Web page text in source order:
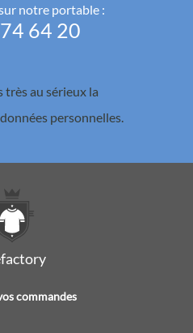
notre portable :
64 20
très au sérieux la
personnelles.
commandes